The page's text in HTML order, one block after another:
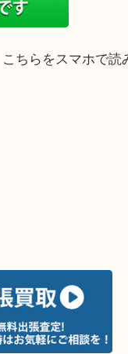
に驚かれておりま
損・欠品・不動な
スタ六甲店にお
登録お願いしま
らをタップ↓